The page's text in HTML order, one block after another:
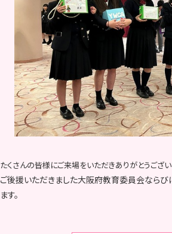
たくさんの皆様にご来場をいただきありがとうござい
ご後援いただきました大阪府教育委員会なら
ます。